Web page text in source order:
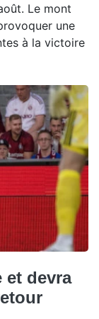
Le mont
une
à la victoire
et devra